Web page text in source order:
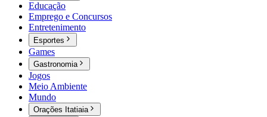
Educação
Emprego e Concursos
Entretenimento
Esportes
Games
Gastronomia
Jogos
Meio Ambiente
Mundo
Orações Itatiaia